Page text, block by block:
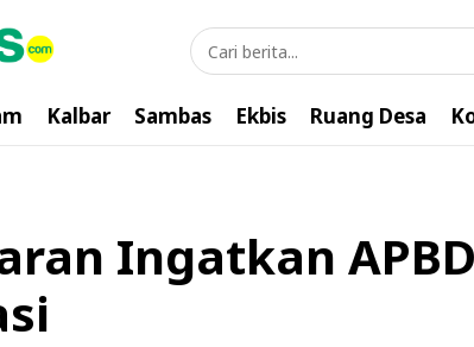
Kalbar Sambas Ekbis Ruang Desa
Ingatkan